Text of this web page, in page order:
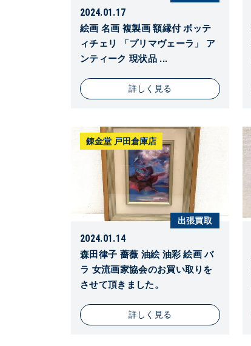
2024.01.17
絵画 名画 複製画 額縁付 ボッテ
ィチェリ 「プリマヴェーラ」 ア
ンティーク 現状品 ...
詳しく見る
錬金堂 戸田倉庫店
出張買取
2024.01.14
森田律子 薔薇 油絵 油彩 絵画 バ
ラ 女流画家協会のお買い取りを
させて頂きました。
詳しく見る